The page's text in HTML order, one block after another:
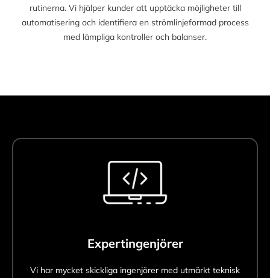
rutinerna. Vi hjälper kunder att upptäcka möjligheter till
automatisering och identifiera en strömlinjeformad process
med lämpliga kontroller och balanser.
Expertingenjörer
Vi har mycket skickliga ingenjörer med utmärkt teknisk